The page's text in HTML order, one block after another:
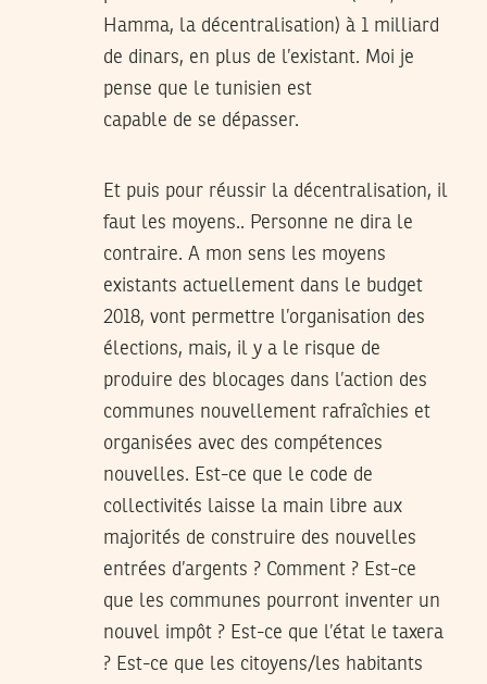
Hamma, la décentralisation) à 1 milliard
de dinars, en plus de l’existant. Moi je
pense que le tunisien est
capable de se dépasser.
Et puis pour réussir la décentralisation, il
faut les moyens.. Personne ne dira le
contraire. A mon sens les moyens
existants actuellement dans le budget
2018, vont permettre l’organisation des
élections, mais, il y a le risque de
produire des blocages dans l’action des
communes nouvellement rafraîchies et
organisées avec des compétences
nouvelles. Est-ce que le code de
collectivités laisse la main libre aux
majorités de construire des nouvelles
entrées d’argents ? Comment ? Est-ce
que les communes pourront inventer un
nouvel impôt ? Est-ce que l’état le taxera
? Est-ce que les citoyens/les habitants